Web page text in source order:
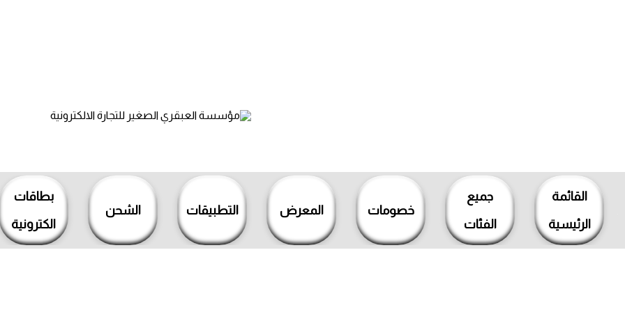
القائمة
الرئيسية
جميع
الفئات
خصومات المعرض التطبيقات الشحن
بطاقات
الكترونية
المحتوى